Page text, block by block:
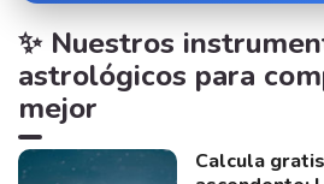
✨ Nuestros
astrológicos para
mejor
Calcula